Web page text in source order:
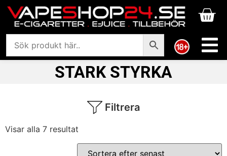
STARK STYRKA
Filtrera
Visar alla 7 resultat